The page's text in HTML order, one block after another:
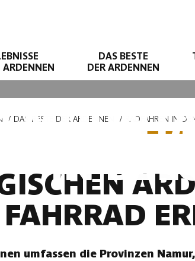
ARDENNEN
DAS BESTE
DER ARDENNEN
IN
DAS BESTE DER ARDENNEN RADFAHREN IN
FAHRRAD
umfassen die Provinzen